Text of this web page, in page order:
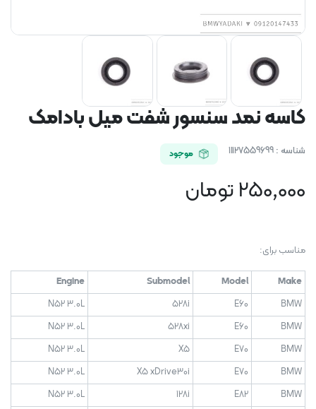
کاسه نمد سنسور شفت میل بادامک
شناسه : 11127559699 موجود
250,000تومان
مناسب برای:
Make
Model
Submodel
Engine
BMW
E60
528i
N52 3.0L
BMW
E60
528xi
N52 3.0L
BMW
E70
X5
N52 3.0L
BMW
E70
X5 xDrive30i
N52 3.0L
BMW
E82
128i
N52 3.0L